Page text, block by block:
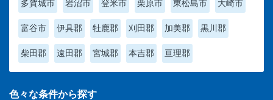
多賀城市 岩沼市 登米市 栗原市 東松島市 大崎市
富谷市 伊具郡 牡鹿郡 刈田郡 加美郡 黒川郡
柴田郡 遠田郡 宮城郡 本吉郡 亘理郡
色々な条件から探す